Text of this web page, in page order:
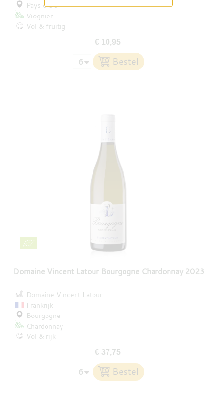
Pays d’Oc
Viognier
Vol & fruitig
€ 10,95
Domaine Vincent Latour Bourgogne Chardonnay 2023
Domaine Vincent Latour
Frankrijk
Bourgogne
Chardonnay
Vol & rijk
€ 37,75